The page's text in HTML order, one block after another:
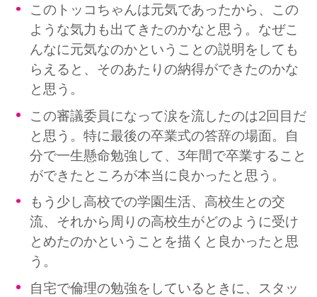
このトッコちゃんは元気であったから、この
ような気力も出てきたのかなと思う。なぜこ
んなに元気なのかということの説明をしても
らえると、そのあたりの納得ができたのかな
と思う。
この審議委員になって涙を流したのは2回目だ
と思う。特に最後の卒業式の答辞の場面。自
分で一生懸命勉強して、3年間で卒業すること
ができたところが本当に良かったと思う。
もう少し高校での学園生活、高校生との交
流、それから周りの高校生がどのように受け
とめたのかということを描くと良かったと思
う。
自宅で倫理の勉強をしているときに、スタッ